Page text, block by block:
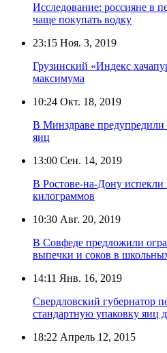
Исследование: россияне в
чаще покупать водку
23:15 Ноя. 3, 2019
Грузинский «Индекс
максимума
10:24 Окт. 18, 2019
В Минздраве предупредили
яиц
13:00 Сен. 14, 2019
В Ростове-на-Дону испекли
килограммов
10:30 Авг. 20, 2019
В Совфеде предложили
выпечки и соков в
14:11 Янв. 16, 2019
Свердловский губернатор
стандартную упаковку яиц
18:22 Апрель 12, 2015